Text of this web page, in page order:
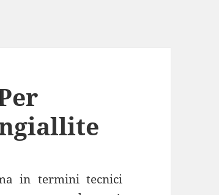
in termini tecnici